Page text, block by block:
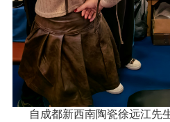
自成都新西南陶瓷徐远江先